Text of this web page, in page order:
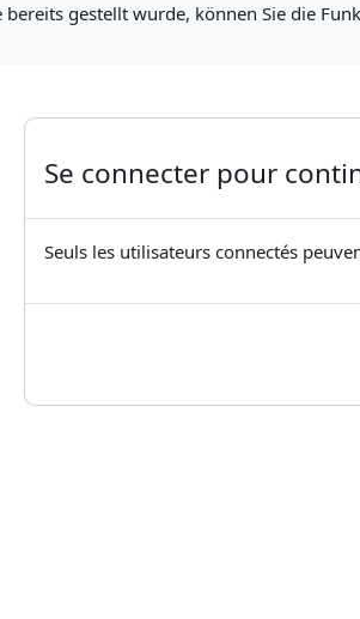
bereits gestellt wurde, können Sie die
Se connecter pour
Seuls les utilisateurs connectés